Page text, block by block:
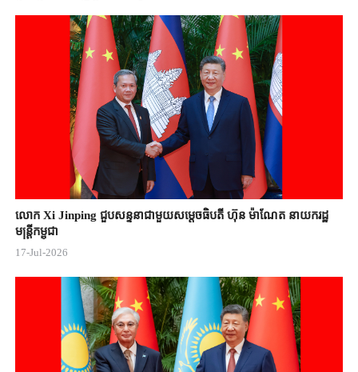
លោក Xi Jinping ជួបសន្ទនាជាមួយសម្តេចធិបតី ហ៊ុន ម៉ាណែត នាយករដ្ឋ
មន្ត្រីកម្ពុជា
17-Jul-2026